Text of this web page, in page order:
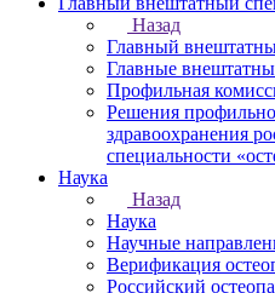
Назад
Главный
Главные
Профильная
Решения
здравоохранения
специальности
Наука
Назад
Наука
Научные
Верификация
Российский